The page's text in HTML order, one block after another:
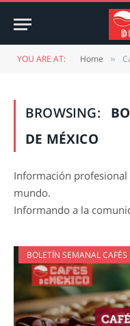
YOU ARE AT: Home »
BROWSING:
DE MÉXICO
Información profesional
mundo.
Informando a la
BOLETÍN SEMANAL